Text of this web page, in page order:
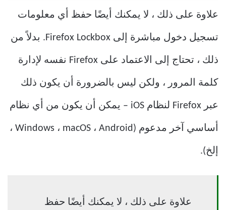
علاوة على ذلك ، لا يمكنك أيضًا حفظ أي معلومات
تسجيل دخول مباشرة إلى Firefox Lockbox. بدلاً من
ذلك ، تحتاج إلى الاعتماد على Firefox نفسه لإدارة
كلمة المرور ، ولكن ليس بالضرورة أن يكون ذلك
عبر Firefox لنظام iOS – يمكن أن يكون من أي نظام
أساسي آخر مدعوم (Windows ، macOS ، Android ،
إلخ).
علاوة على ذلك ، لا يمكنك أيضًا حفظ